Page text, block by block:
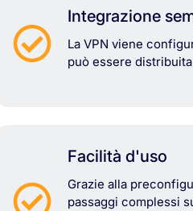
Integrazione
La VPN viene
può essere distribuita
Facilità d'uso
Grazie alla
passaggi complessi